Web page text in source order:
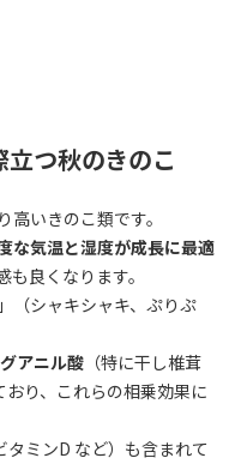
つ秋のきのこ
いきのこ類です。
な気温と湿度が成長に最適
良くなります。
（シャキシャキ、ぷりぷ
グアニル酸 （特に干し椎茸
おり、これらの相乗効果に
ミンD など）も含まれて